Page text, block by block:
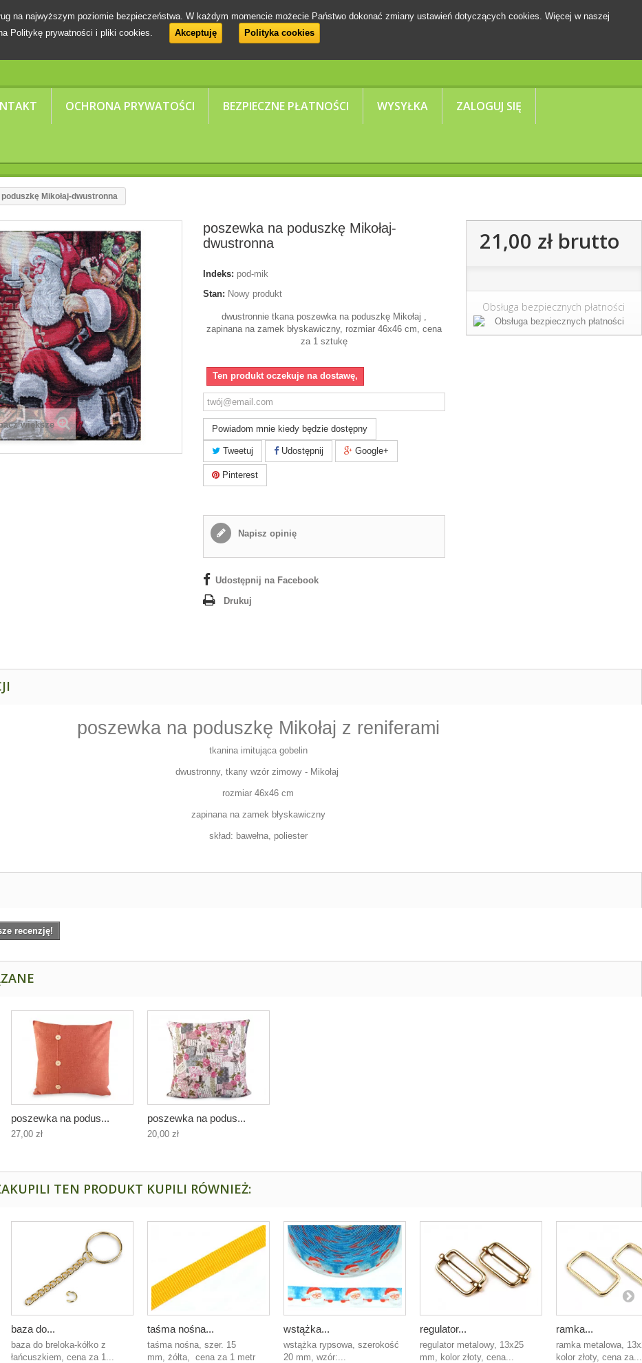
OCHRONA PRYWATOŚCI BEZPIECZNE PŁATNOŚCI WYSYŁKA ZALOGUJ SIĘ
na najwyższym poziomie bezpieczeństwa. W każdym momencie możecie Państwo dokonać zmiany ustawień dotyczących cookies. Więcej w naszej
Politykę prywatności i pliki cookies.
Akceptuję Polityka cookies
Mikołaj-dwustronna
większe
poszewka na poduszkę Mikołaj-
dwustronna
Indeks: pod-mik
Stan: Nowy produkt
dwustronnie tkana poszewka na poduszkę Mikołaj ,
zapinana na zamek błyskawiczny, rozmiar 46x46 cm, cena
za 1 sztukę
Ten produkt oczekuje na dostawę,
Powiadom mnie kiedy będzie dostępny
Tweetuj Udostępnij Google+
Pinterest
Napisz opinię
Udostępnij na Facebook
Drukuj
21,00 złbrutto
Obsługa bezpiecznych płatności
poszewka na poduszkę Mikołaj z reniferami
tkanina imitująca gobelin
dwustronny, tkany wzór zimowy - Mikołaj
rozmiar 46x46 cm
zapinana na zamek błyskawiczny
skład: bawełna, poliester
recenzję!
poszewka na podus...
27,00 zł
poszewka na podus...
20,00 zł
TEN PRODUKT KUPILI RÓWNIEŻ:
baza do...
baza do breloka-kółko z
łańcuszkiem, cena za 1...
taśma nośna...
taśma nośna, szer. 15
mm, żółta, cena za 1 metr
wstążka...
wstążka rypsowa, szerokość
20 mm, wzór:...
regulator...
regulator metalowy, 13x25
mm, kolor złoty, cena...
ramka...
ramka metalowa,
kolor złoty, cena za...